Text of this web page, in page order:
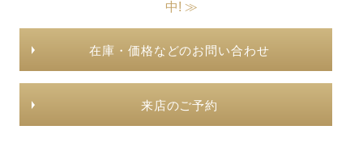
中! ≫
在庫・価格などのお問い合わせ
来店のご予約